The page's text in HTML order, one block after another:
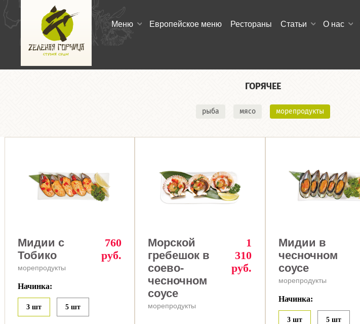
Меню Европейское меню Рестораны Статьи О нас
ГОРЯЧЕЕ
рыба мясо морепродукты
Мидии c
Тобико
морепродукты
760
руб.
Начинка:
3 шт 5 шт
Морской
гребешок в
соево-
чесночном
соусе
морепродукты
1
310
руб.
Мидии в
чесночном
соусе
морепродукты
Начинка:
3 шт 5 шт